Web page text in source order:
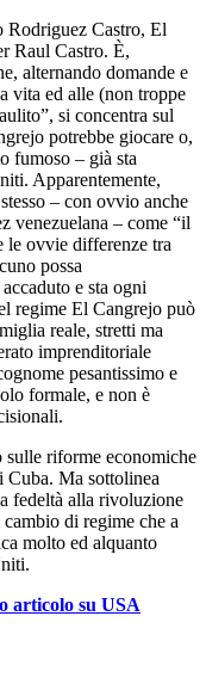
Castro, El
Raul Castro. È,
alternando domande e
vita ed alle (non troppe
si concentra sul
potrebbe giocare o,
fumoso – già sta
Apparentemente,
– con ovvio anche
venezuelana – come “il
le ovvie differenze tra
possa
e sta ogni
regime El Cangrejo può
reale, stretti ma
imprenditoriale
pesantissimo e
formale, e non è
sulle riforme economiche
Cuba. Ma sottolinea
fedeltà alla rivoluzione
di regime che a
molto ed alquanto
articolo su USA